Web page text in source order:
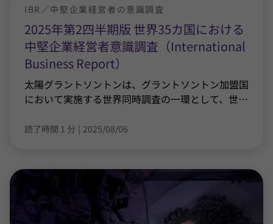
2025年第2四半期版 世界35カ国における
中堅企業経営者意識調査（International
Business Report）
IBR／中堅企業経営者の意識調査
太陽グラントソントンは、グラントソントン加盟国
において実施する世界同時調査の一環として、世…
読了時間 1 分 | 2025/08/06